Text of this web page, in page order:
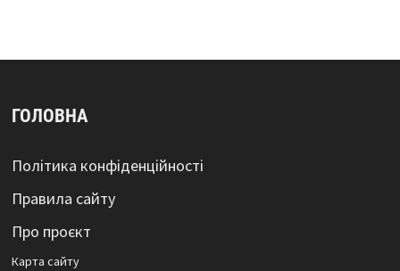
ГОЛОВНА
Політика конфіденційності
Правила сайту
Про проєкт
Карта сайтy